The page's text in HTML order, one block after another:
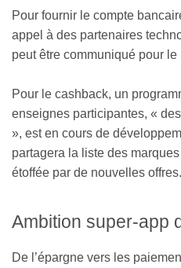
Pour fournir le compte
appel à des partenaires
peut être communiqué pour le
Pour le cashback, un
enseignes participantes, « des
», est en cours de
partagera la liste des
étoffée par de nouvelles offres.
Ambition super-app
De l’épargne vers les